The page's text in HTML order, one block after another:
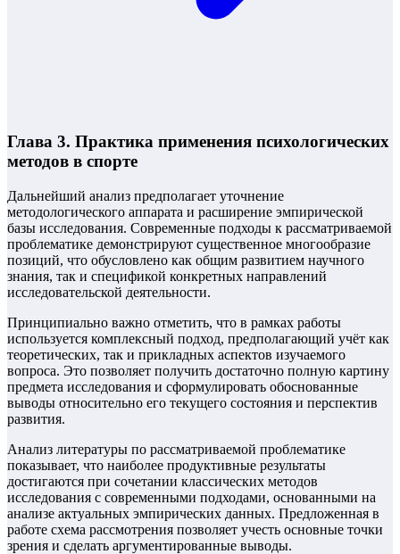
Глава 3. Практика применения психологических
методов в спорте
Дальнейший анализ предполагает уточнение
методологического аппарата и расширение эмпирической
базы исследования. Современные подходы к рассматриваемой
проблематике демонстрируют существенное многообразие
позиций, что обусловлено как общим развитием научного
знания, так и спецификой конкретных направлений
исследовательской деятельности.
Принципиально важно отметить, что в рамках работы
используется комплексный подход, предполагающий учёт как
теоретических, так и прикладных аспектов изучаемого
вопроса. Это позволяет получить достаточно полную картину
предмета исследования и сформулировать обоснованные
выводы относительно его текущего состояния и перспектив
развития.
Анализ литературы по рассматриваемой проблематике
показывает, что наиболее продуктивные результаты
достигаются при сочетании классических методов
исследования с современными подходами, основанными на
анализе актуальных эмпирических данных. Предложенная в
работе схема рассмотрения позволяет учесть основные точки
зрения и сделать аргументированные выводы.